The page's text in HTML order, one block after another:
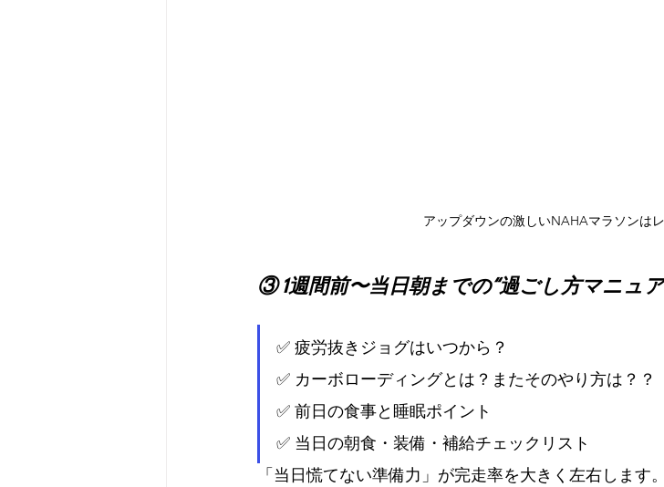
アップダウンの激しいNAHAマラソンは
③ 1週間前〜当日朝までの“過ごし方マニュ
✅ 疲労抜きジョグはいつから？
✅ カーボローディングとは？またそのやり方は？？
✅ 前日の食事と睡眠ポイント
✅ 当日の朝食・装備・補給チェックリスト
「当日慌てない準備力」が完走率を大きく左右します